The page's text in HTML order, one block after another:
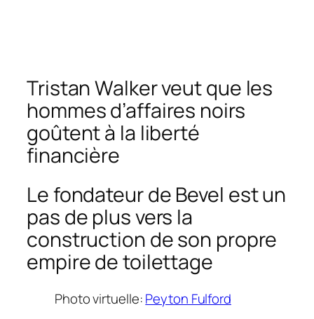
Tristan Walker veut que les
hommes d’affaires noirs
goûtent à la liberté
financière
Le fondateur de Bevel est un
pas de plus vers la
construction de son propre
empire de toilettage
Photo virtuelle:Peyton Fulford